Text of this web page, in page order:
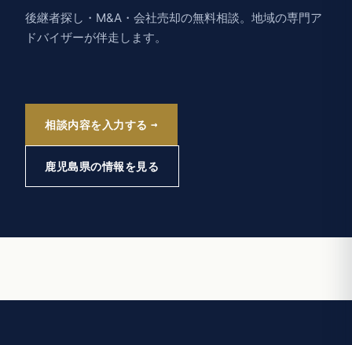
後継者探し・M&A・会社売却の無料相談。地域の専門ア
ドバイザーが伴走します。
相談内容を入力する
鹿児島県の情報を見る